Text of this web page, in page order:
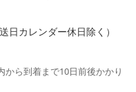
日カレンダー休日除く）
ら到着まで10日前後かかり